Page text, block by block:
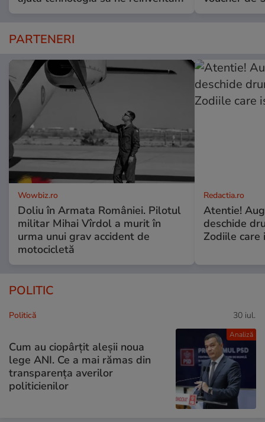
PARTENERI
Wowbiz.ro
Doliu în Armata României. Pilotul
militar Mihai Vîrdol a murit în
urma unui grav accident de
motocicletă
Redactia.ro
Atentie!
deschide
Zodiile care
POLITIC
Analiză
Politică 30 iul.
Cum au ciopârțit aleșii noua
lege ANI. Ce a mai rămas din
transparența averilor
politicienilor